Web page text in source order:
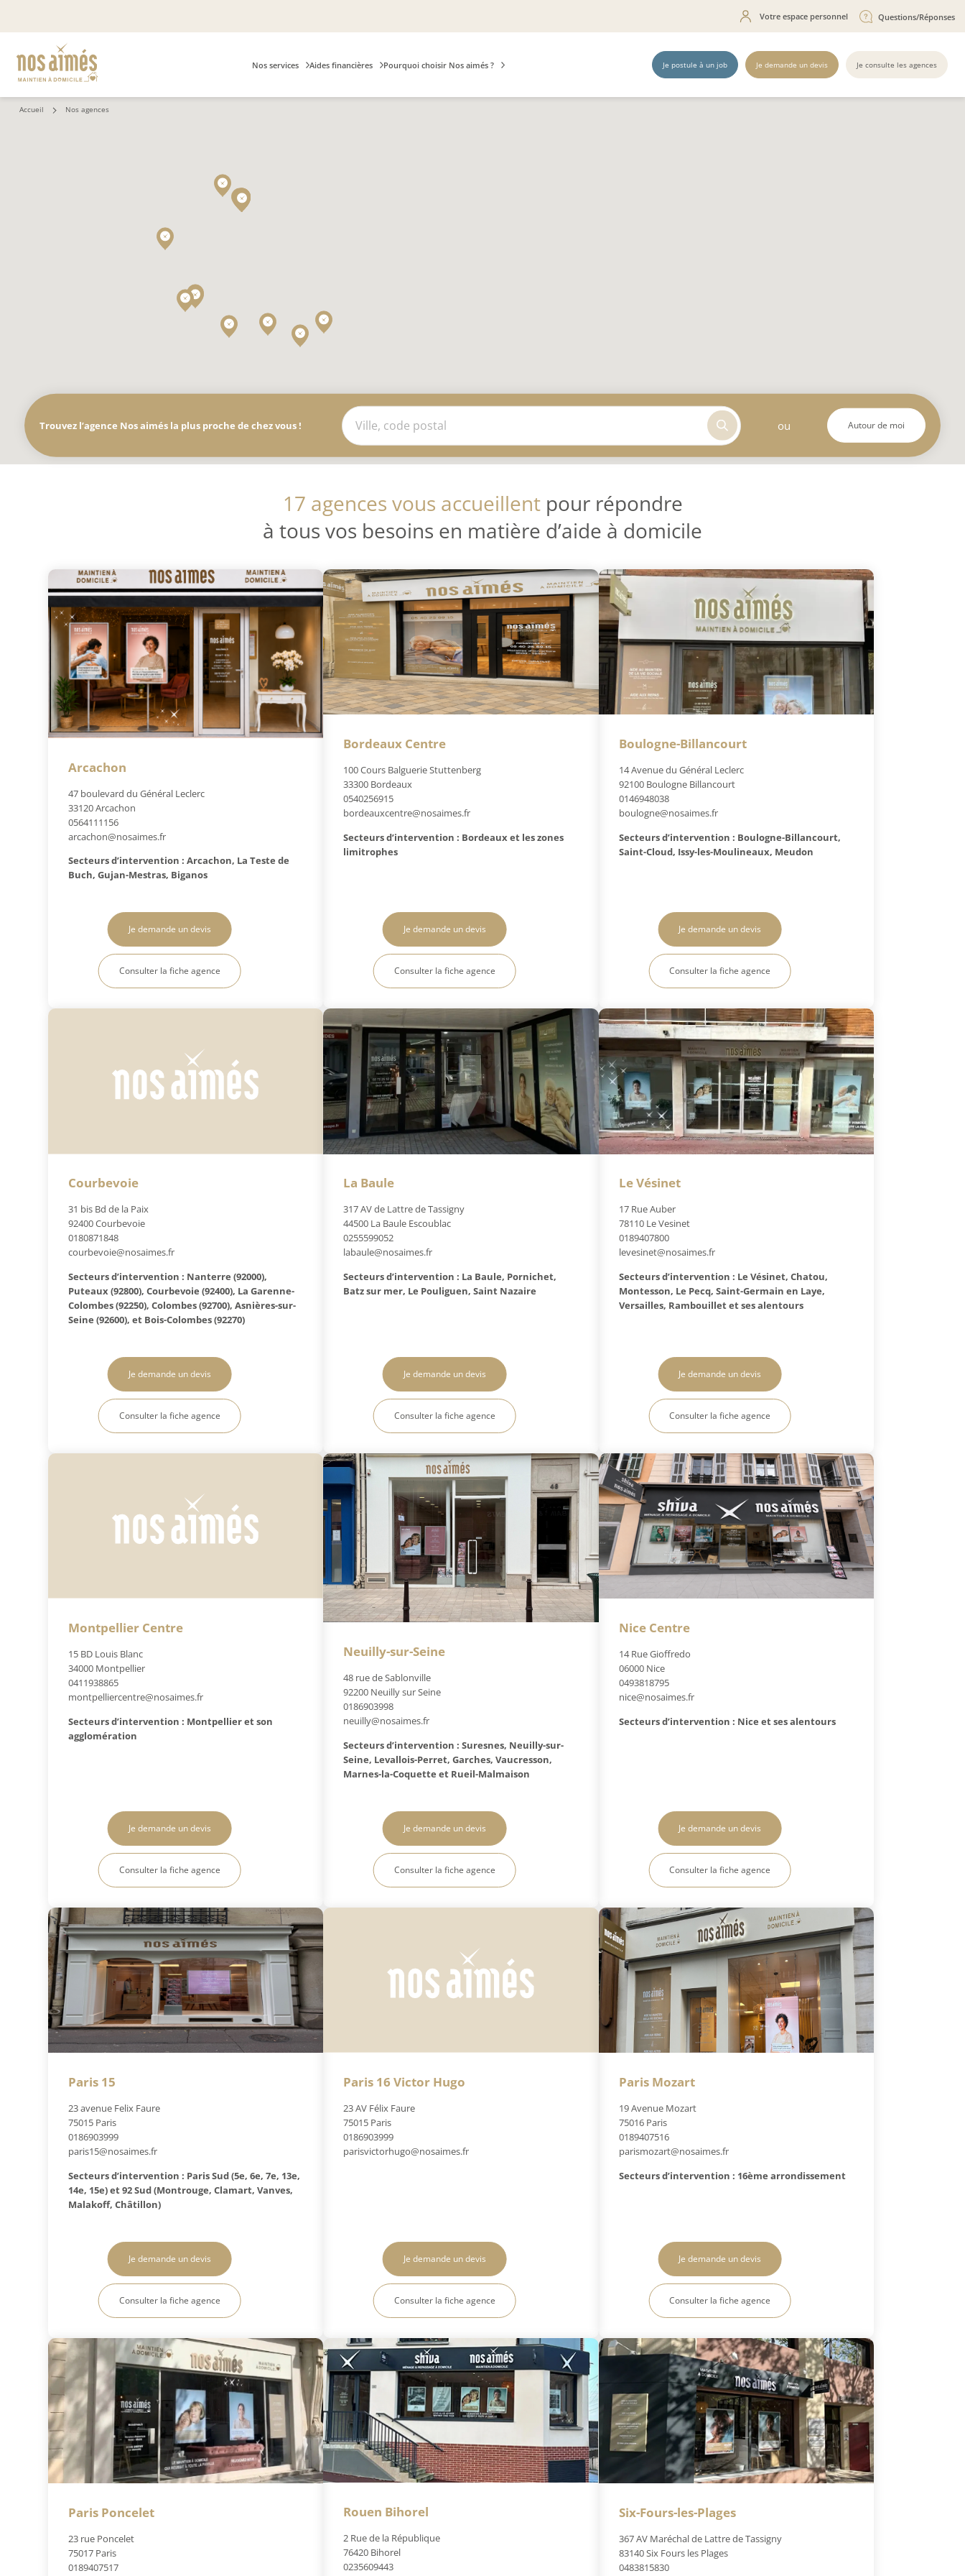
Votre espace personnel Questions/Réponses
Nos services Aides financières Pourquoi choisir Nos aimés ? Je postule à un job Je demande un devis Je consulte les agences
Accueil Nos agences
Trouvez l’agence Nos aimés la plus proche de chez vous ! ou Autour de moi
17 agences vous accueillentpour répondre
à tous vos besoins en matière d’aide à domicile
Arcachon
47 boulevard du Général Leclerc
33120 Arcachon
0564111156
arcachon@nosaimes.fr
Secteurs d’intervention : Arcachon, La Teste de
Buch, Gujan-Mestras, Biganos
Je demande un devis
Consulter la fiche agence
Bordeaux Centre
100 Cours Balguerie Stuttenberg
33300 Bordeaux
0540256915
bordeauxcentre@nosaimes.fr
Secteurs d’intervention : Bordeaux et les zones
limitrophes
Je demande un devis
Consulter la fiche agence
Boulogne-Billancourt
14 Avenue du Général Leclerc
92100 Boulogne Billancourt
0146948038
boulogne@nosaimes.fr
Secteurs d’intervention : Boulogne-Billancourt,
Saint-Cloud, Issy-les-Moulineaux, Meudon
Je demande un devis
Consulter la fiche agence
Courbevoie
31 bis Bd de la Paix
92400 Courbevoie
0180871848
courbevoie@nosaimes.fr
Secteurs d’intervention : Nanterre (92000),
Puteaux (92800), Courbevoie (92400), La Garenne-
Colombes (92250), Colombes (92700), Asnières-sur-
Seine (92600), et Bois-Colombes (92270)
Je demande un devis
Consulter la fiche agence
La Baule
317 AV de Lattre de Tassigny
44500 La Baule Escoublac
0255599052
labaule@nosaimes.fr
Secteurs d’intervention : La Baule, Pornichet,
Batz sur mer, Le Pouliguen, Saint Nazaire
Je demande un devis
Consulter la fiche agence
Le Vésinet
17 Rue Auber
78110 Le Vesinet
0189407800
levesinet@nosaimes.fr
Secteurs d’intervention : Le Vésinet, Chatou,
Montesson, Le Pecq, Saint-Germain en Laye,
Versailles, Rambouillet et ses alentours
Je demande un devis
Consulter la fiche agence
Montpellier Centre
15 BD Louis Blanc
34000 Montpellier
0411938865
montpelliercentre@nosaimes.fr
Secteurs d’intervention : Montpellier et son
agglomération
Je demande un devis
Consulter la fiche agence
Neuilly-sur-Seine
48 rue de Sablonville
92200 Neuilly sur Seine
0186903998
neuilly@nosaimes.fr
Secteurs d’intervention : Suresnes, Neuilly-sur-
Seine, Levallois-Perret, Garches, Vaucresson,
Marnes-la-Coquette et Rueil-Malmaison
Je demande un devis
Consulter la fiche agence
Nice Centre
14 Rue Gioffredo
06000 Nice
0493818795
nice@nosaimes.fr
Secteurs d’intervention : Nice et ses alentours
Je demande un devis
Consulter la fiche agence
Paris 15
23 avenue Felix Faure
75015 Paris
0186903999
paris15@nosaimes.fr
Secteurs d’intervention : Paris Sud (5e, 6e, 7e, 13e,
14e, 15e) et 92 Sud (Montrouge, Clamart, Vanves,
Malakoff, Châtillon)
Je demande un devis
Consulter la fiche agence
Paris 16 Victor Hugo
23 AV Félix Faure
75015 Paris
0186903999
parisvictorhugo@nosaimes.fr
Je demande un devis
Consulter la fiche agence
Paris Mozart
19 Avenue Mozart
75016 Paris
0189407516
parismozart@nosaimes.fr
Secteurs d’intervention : 16ème arrondissement
Je demande un devis
Consulter la fiche agence
Paris Poncelet
23 rue Poncelet
75017 Paris
0189407517
Rouen Bihorel
2 Rue de la République
76420 Bihorel
0235609443
Six-Fours-les-Plages
367 AV Maréchal de Lattre de Tassigny
83140 Six Fours les Plages
0483815830